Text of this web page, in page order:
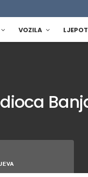
VOZILA